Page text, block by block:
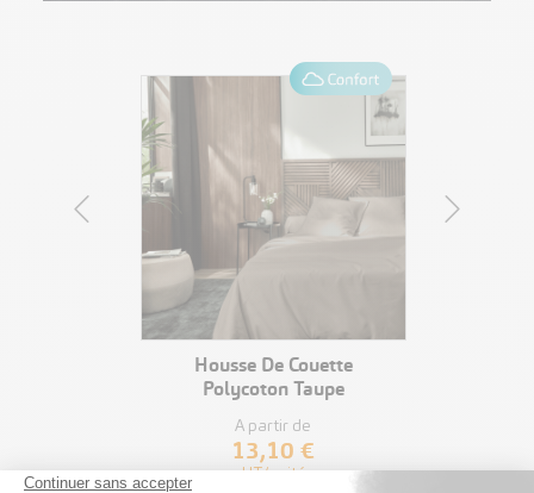
VOIR LE PRODUIT
Housse De Couette
Polycoton Taupe
A partir de
13,10 €
HT/unité